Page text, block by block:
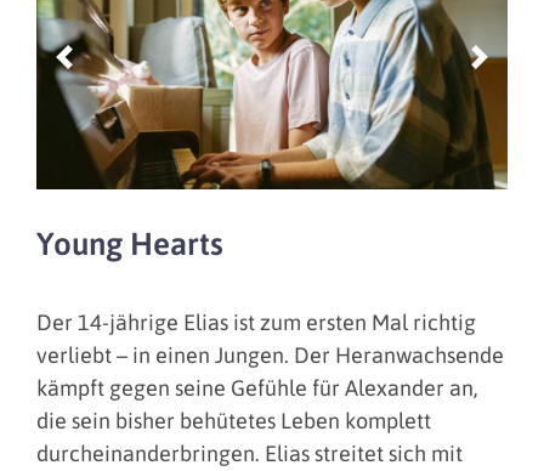
Previous Next
Young Hearts
Der 14-jährige Elias ist zum ersten Mal richtig
verliebt – in einen Jungen. Der Heranwachsende
kämpft gegen seine Gefühle für Alexander an,
die sein bisher behütetes Leben komplett
durcheinanderbringen. Elias streitet sich mit